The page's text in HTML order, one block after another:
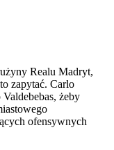
Realu Madryt,
zapytać. Carlo
żeby
ofensywnych